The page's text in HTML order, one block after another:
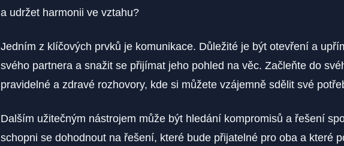
a udržet harmonii ve vztahu?
Jedním z klíčových prvků je komunikace. Důležité je být otevření a
svého partnera a snažit se přijímat jeho pohled na věc. Začleňte do
pravidelné a zdravé rozhovory, kde si můžete vzájemně sdělit své
Dalším užitečným nástrojem může být hledání kompromisů a řešení
schopni se dohodnout na řešení, které bude přijatelné pro oba a které